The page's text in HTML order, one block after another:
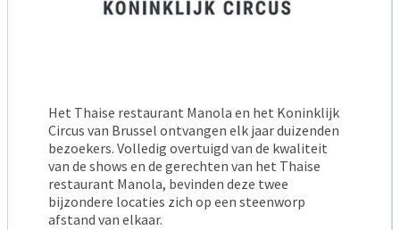
Het Thaise restaurant Manola en het Koninklijk
Circus van Brussel ontvangen elk jaar duizenden
bezoekers. Volledig overtuigd van de kwaliteit
van de shows en de gerechten van het Thaise
restaurant Manola, bevinden deze twee
bijzondere locaties zich op een steenworp
afstand van elkaar.